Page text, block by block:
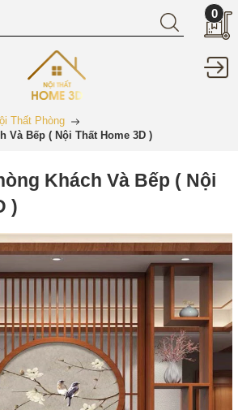
0
Thất Phòng
Và Bếp ( Nội Thất Home 3D )
Khách Và Bếp ( Nội
)